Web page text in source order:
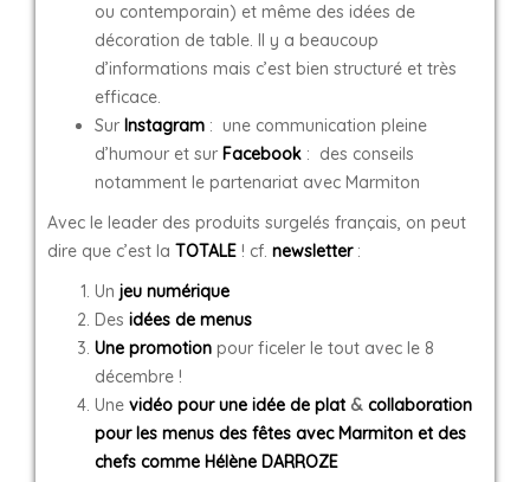
ou contemporain) et même des idées de
décoration de table. Il y a beaucoup
d’informations mais c’est bien structuré et très
efficace.
Sur Instagram : une communication pleine
d’humour et sur Facebook : des conseils
notamment le partenariat avec Marmiton
Avec le leader des produits surgelés français, on peut
dire que c’est la TOTALE ! cf. newsletter:
Un jeu numérique
Des idées de menus
Une promotion pour ficeler le tout avec le 8
décembre !
Une vidéo pour une idée de plat & collaboration
pour les menus des fêtes avec Marmiton et des
chefs comme Hélène DARROZE